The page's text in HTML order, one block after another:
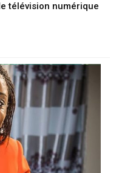
télévision numérique